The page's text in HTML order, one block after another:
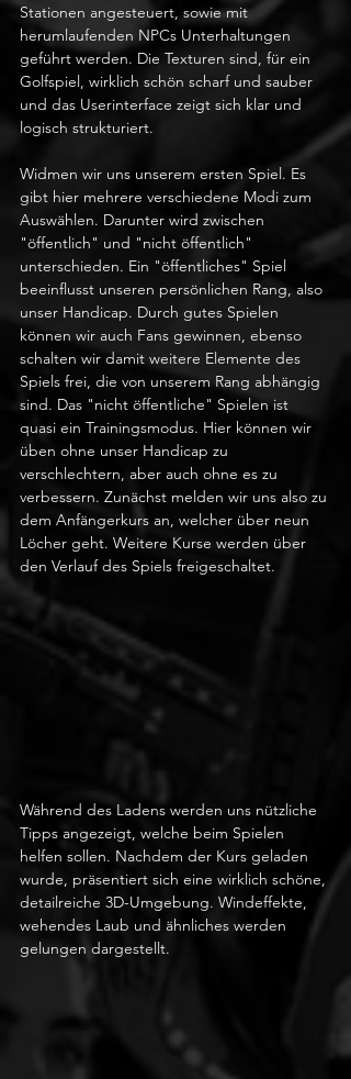
Stationen angesteuert, sowie mit
herumlaufenden NPCs Unterhaltungen
geführt werden. Die Texturen sind, für ein
Golfspiel, wirklich schön scharf und sauber
und das Userinterface zeigt sich klar und
logisch strukturiert.
Widmen wir uns unserem ersten Spiel. Es
gibt hier mehrere verschiedene Modi zum
Auswählen. Darunter wird zwischen
"öffentlich" und "nicht öffentlich"
unterschieden. Ein "öffentliches" Spiel
beeinflusst unseren persönlichen Rang, also
unser Handicap. Durch gutes Spielen
können wir auch Fans gewinnen, ebenso
schalten wir damit weitere Elemente des
Spiels frei, die von unserem Rang abhängig
sind. Das "nicht öffentliche" Spielen ist
quasi ein Trainingsmodus. Hier können wir
üben ohne unser Handicap zu
verschlechtern, aber auch ohne es zu
verbessern. Zunächst melden wir uns also zu
dem Anfängerkurs an, welcher über neun
Löcher geht. Weitere Kurse werden über
den Verlauf des Spiels freigeschaltet.
Während des Ladens werden uns nützliche
Tipps angezeigt, welche beim Spielen
helfen sollen. Nachdem der Kurs geladen
wurde, präsentiert sich eine wirklich schöne,
detailreiche 3D-Umgebung. Windeffekte,
wehendes Laub und ähnliches werden
gelungen dargestellt.